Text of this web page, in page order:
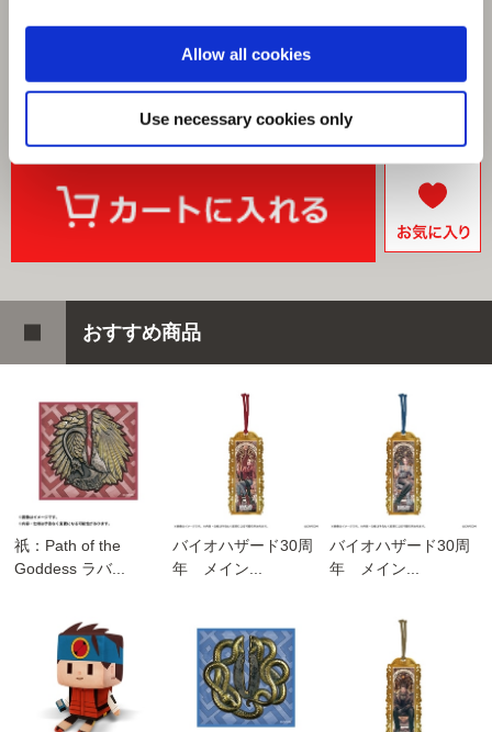
Allow all cookies
Use necessary cookies only
93ポイント付与
おすすめ商品
祇：Path of the
Goddess ラバ...
バイオハザード30周
年 メイン...
バイオハザード30周
年 メイン...